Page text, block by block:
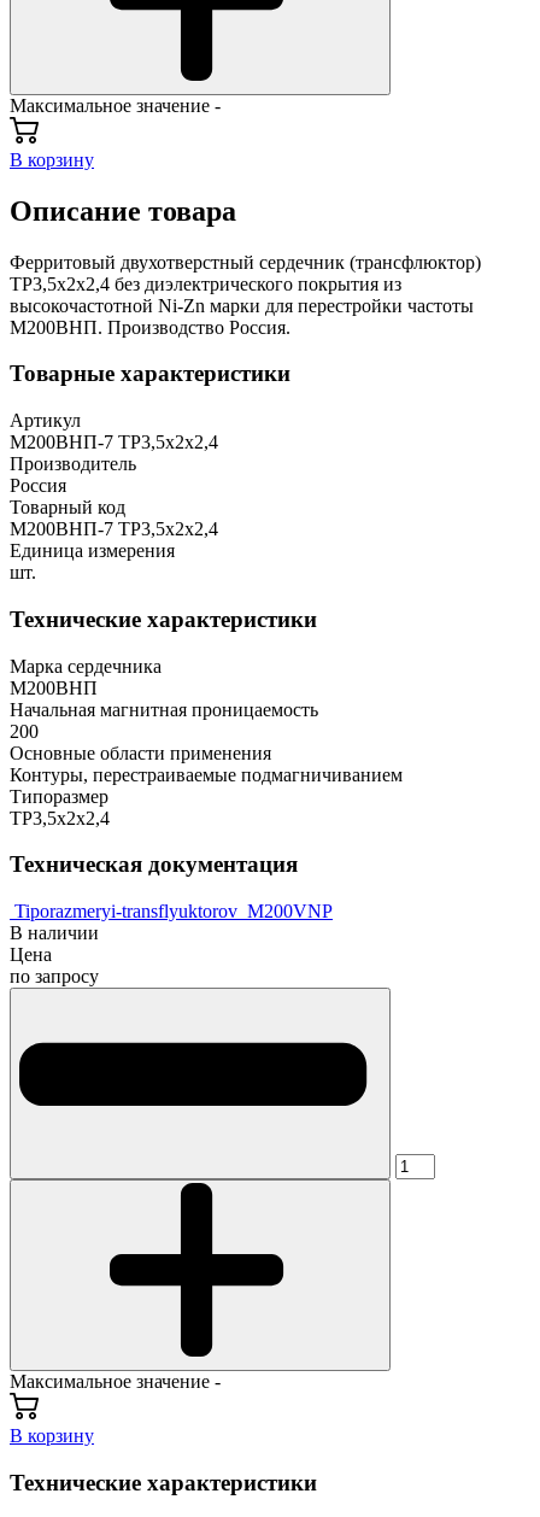
Максимальное значение -
В корзину
Описание товара
Ферритовый двухотверстный сердечник (трансфлюктор)
ТР3,5х2х2,4 без диэлектрического покрытия из
высокочастотной Ni-Zn марки для перестройки частоты
М200ВНП. Производство Россия.
Товарные характеристики
Артикул
М200ВНП-7 ТР3,5х2х2,4
Производитель
Россия
Товарный код
М200ВНП-7 ТР3,5х2х2,4
Единица измерения
шт.
Технические характеристики
Марка сердечника
М200ВНП
Начальная магнитная проницаемость
200
Основные области применения
Контуры, перестраиваемые подмагничиванием
Типоразмер
ТР3,5х2х2,4
Техническая документация
Tiporazmeryi-transflyuktorov M200VNP
В наличии
Цена
по запросу
Максимальное значение -
В корзину
Технические характеристики